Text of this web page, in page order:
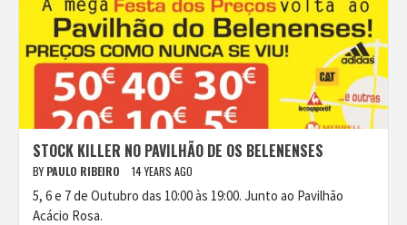
STOCK KILLER NO PAVILHÃO DE OS BELENENSES
BY PAULO RIBEIRO 14 YEARS AGO
5, 6 e 7 de Outubro das 10:00 às 19:00. Junto ao Pavilhão
Acácio Rosa.